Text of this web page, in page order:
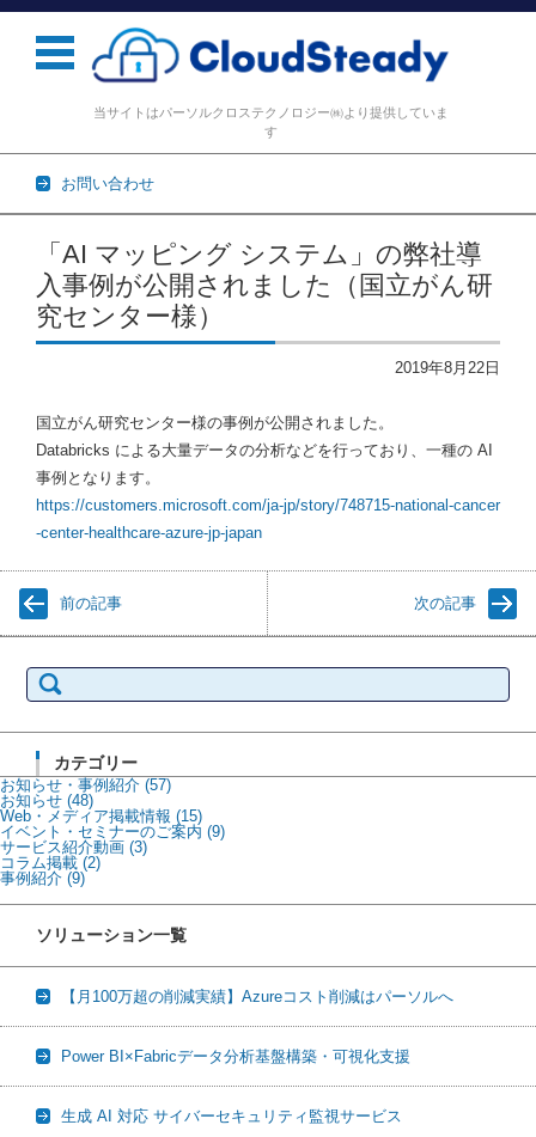
当サイトはパーソルクロステクノロジー㈱より提供していま
す
お問い合わせ
コンテンツに移動
「AI マッピング システム」の弊社導
入事例が公開されました（国立がん研
究センター様）
2019年8月22日
国立がん研究センター様の事例が公開されました。
Databricks による大量データの分析などを行っており、一種の AI
事例となります。
https://customers.microsoft.com/ja-jp/story/748715-national-cancer
-center-healthcare-azure-jp-japan
前の記事 次の記事
索:
カテゴリー
お知らせ・事例紹介 (57)
お知らせ (48)
Web・メディア掲載情報 (15)
イベント・セミナーのご案内 (9)
サービス紹介動画 (3)
コラム掲載 (2)
事例紹介 (9)
ソリューション一覧
【月100万超の削減実績】Azureコスト削減はパーソルへ
Power BI×Fabricデータ分析基盤構築・可視化支援
生成 AI 対応 サイバーセキュリティ監視サービス